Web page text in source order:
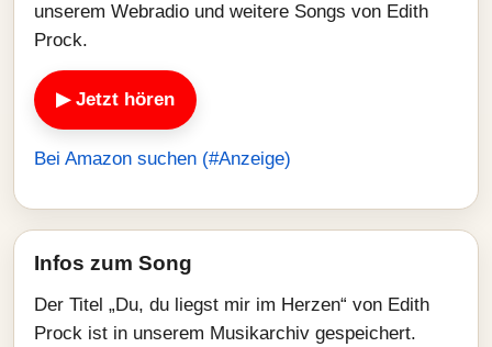
unserem Webradio und weitere Songs von Edith
Prock.
▶ Jetzt hören
Bei Amazon suchen (#Anzeige)
Infos zum Song
Der Titel „Du, du liegst mir im Herzen“ von Edith
Prock ist in unserem Musikarchiv gespeichert.